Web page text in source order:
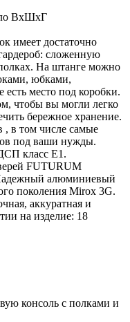
ВхШхГ
имеет достаточно
сложенную
На штанге можно
юбками,
место под коробки.
чтобы вы могли легко
бережное хранение.
, в том числе самые
под ваши нужды.
класс E1.
FUTURUM
алюминиевый
поколения Mirox 3G.
аккуратная и
на изделие: 18
консоль с полками и